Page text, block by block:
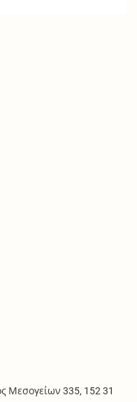
Μεσογείων 335, 152 31